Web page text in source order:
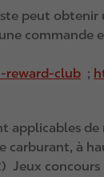
peut obtenir
commande
reward-club ;
carburant, à
Jeux